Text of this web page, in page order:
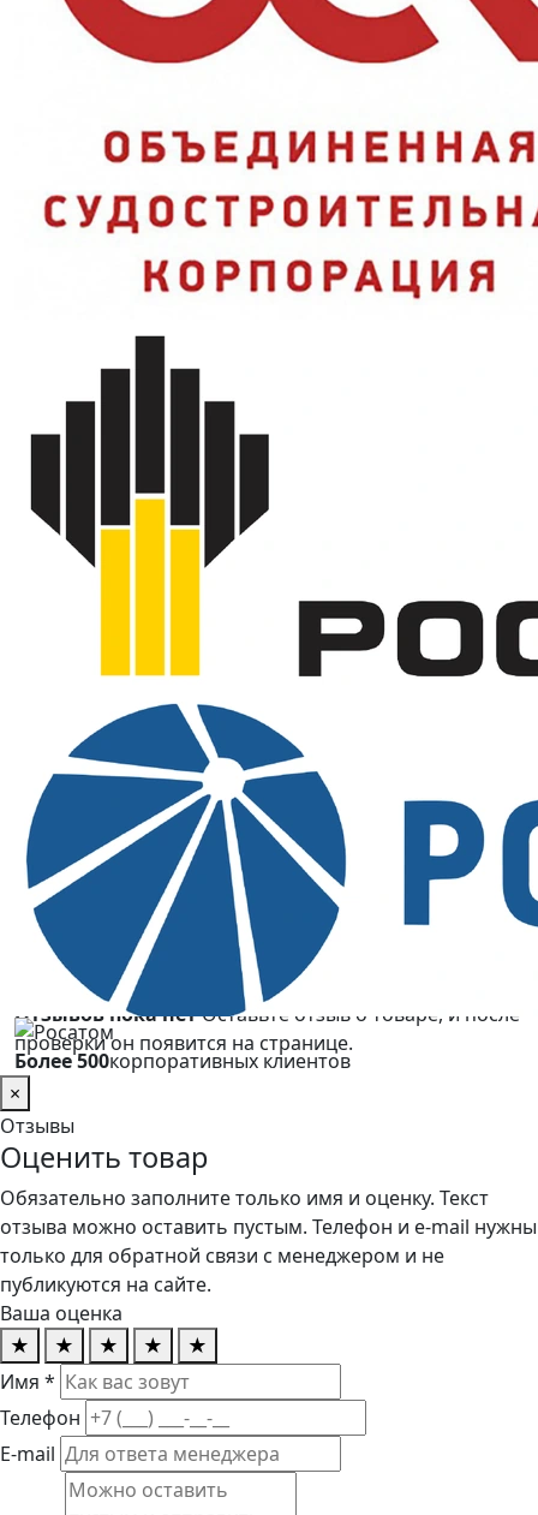
Чёрный
Защита от кислот
Стандарты
ТР ТС 019/2011
4000445
Вопросы и ответы
От какой химии защищают перчатки?
Для каких задач подходят перчатки?
Почему выгодно купить в SIZMAG
Москве — отгрузка в день заказа, доставка по всей России.
Предоставим сертификаты, декларации и
подтверждающие документы по запросу.
Доставка:
по Москве, регионам России и СНГ
возможен со склада по согласованию с
менеджером.
безналичный расчет для юридических лиц,
счет и закрывающие документы.
Отзывы покупателей
Для данного товара пока нет отзывов. Вы можете
оставить первый отзыв, он появится после
модерации.
Оценить товар
Отзывов пока нетОставьте отзыв о товаре, и после
проверки он появится на странице.
Более 500корпоративных клиентов
×
Отзывы
Оценить товар
Обязательно заполните только имя и оценку. Текст
отзыва можно оставить пустым. Телефон и e-mail нужны
только для обратной связи с менеджером и не
публикуются на сайте.
Ваша оценка
★
★ ★ ★
★
Имя *
Телефон
E-mail